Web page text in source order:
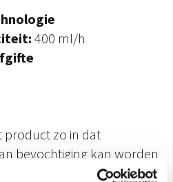
400 ml/h
product zo in dat
bevochtiging kan worden